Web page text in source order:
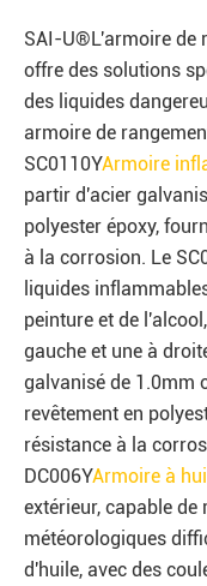
SAI-U®L'armoire de
offre des solutions
des liquides
armoire de
SC0110YArmoire
partir d'acier
polyester époxy,
à la corrosion. Le
liquides
peinture et de
gauche et une à
galvanisé de 1.0mm
revêtement en
résistance à la
DC006YArmoire à
extérieur, capable
météorologiques
d'huile, avec des